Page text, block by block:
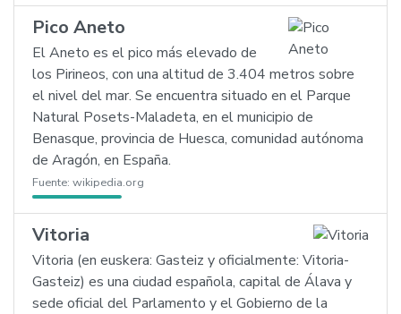
Pico Aneto
El Aneto es el pico más elevado de
los Pirineos, con una altitud de 3.404 metros sobre
el nivel del mar. Se encuentra situado en el Parque
Natural Posets-Maladeta, en el municipio de
Benasque, provincia de Huesca, comunidad autónoma
de Aragón, en España.
Fuente: wikipedia.org
Vitoria
Vitoria (en euskera: Gasteiz y oficialmente: Vitoria-
Gasteiz) es una ciudad española, capital de Álava y
sede oficial del Parlamento y el Gobierno de la